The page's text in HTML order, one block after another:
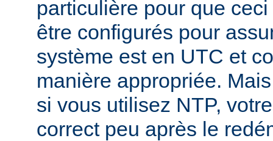
particulière pour que
être configurés pour
système est en UTC et
manière appropriée.
si vous utilisez NTP,
correct peu après le